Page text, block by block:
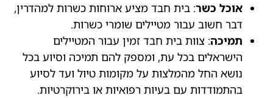
אוכל כשר: בית חבד מציע ארוחות כשרות למהדרין,
דבר חשוב עבור מטיילים שומרי כשרות.
תמיכה: צוות בית חבד זמין עבור המטיילים
הישראלים בכל עת, ומספק להם תמיכה וסיוע בכל
נושא החל מהמלצות על מקומות טיול ועד לסיוע
בהתמודדות עם בעיות רפואיות או בירוקרטיות.